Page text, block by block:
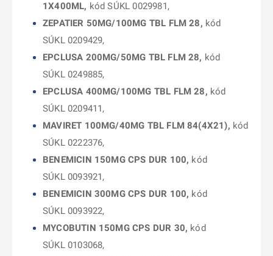
1X400ML, kód SÚKL 0029981,
ZEPATIER 50MG/100MG TBL FLM 28, kód
SÚKL 0209429,
EPCLUSA 200MG/50MG TBL FLM 28, kód
SÚKL 0249885,
EPCLUSA 400MG/100MG TBL FLM 28, kód
SÚKL 0209411,
MAVIRET 100MG/40MG TBL FLM 84(4X21), kód
SÚKL 0222376,
BENEMICIN 150MG CPS DUR 100, kód
SÚKL 0093921,
BENEMICIN 300MG CPS DUR 100, kód
SÚKL 0093922,
MYCOBUTIN 150MG CPS DUR 30, kód
SÚKL 0103068,